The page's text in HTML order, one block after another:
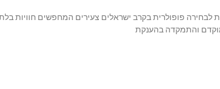
לבחירה פופולרית בקרב ישראלים צעירים המחפשים חוויות
והתמקדה בהענקת